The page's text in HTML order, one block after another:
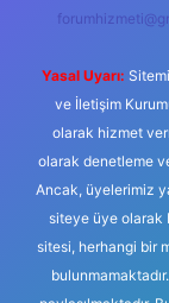
Yasal Uyarı:
ve İletişim
olarak hizmet
olarak denetleme
Ancak, üyelerimiz
siteye üye olarak
sitesi, herhangi bir